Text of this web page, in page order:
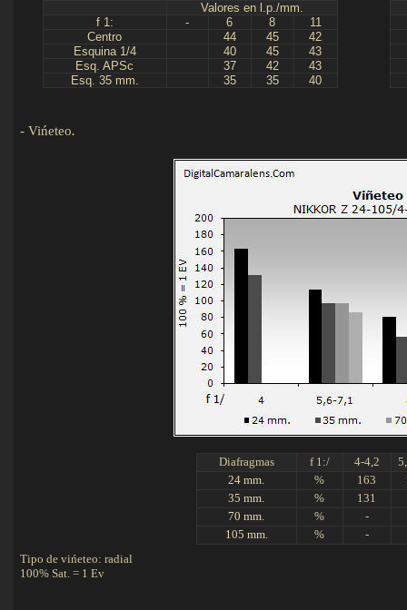
Valores en l.p./mm.
f 1:
- 6 8
11
Centro
44 45
42
Esquina 1/4
40 45
43
Esq. APSc
37 42
43
Esq. 35 mm.
35 35 40
- Vińeteo.
Diafragmas f 1:/ 4-4,2
24 mm.
% 163
35 mm.
%
131
70 mm.
%
-
105 mm.
%
-
Tipo de vińeteo: radial
100% Sat. = 1 Ev